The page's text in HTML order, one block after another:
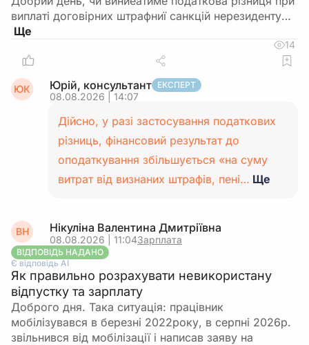
виплаті договірних штрафниї санкцій нерезиденту…
14
ЮК Юрій, консультант ЕКСПЕРТ
08.08.2026 | 14:07
Дійсно, у разі застосування податкових
різниць, фінансовий результат до
оподаткування збільшується «на суму
витрат від визнаних штрафів, пені… Ще
ВН Нікуліна Валентина Дмитріївна
08.08.2026 | 11:04Зарплата
ВІДПОВІДЬ НАДАНО
Є відповідь АІ
Як правильно розрахувати невикористану
відпустку та зарплату
Доброго дня. Така ситуація: працівник
мобілізувався в березні 2022року, в серпні 2026р.
звільнився від мобілізації і написав заяву на